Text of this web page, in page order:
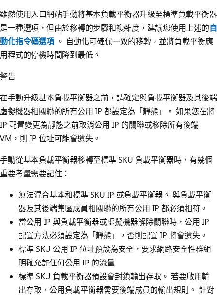
雖然使用入口網站手動將基本負載平衡器升級至標準負載平衡器
是一種選項，但由於移轉的步驟和複雜度，建議您使用上述的自
動化指令碼選項 。 自動化可確保一致的移轉，並將負載平衡應
用程式的停機時間降到最低。
警告
在手動升級基本負載平衡器之前，請確定與負載平衡器及其後端
虛擬機器相關聯的所有公用 IP 都設定為「靜態」。 如果您在將
IP 配置變更為靜態之前取消公用 IP 的關聯或移除所有後端
VM，則 IP 位址可能會遺失。
手動從基本負載平衡器移轉至標準 SKU 負載平衡器時，有幾個
重要考量需要記住：
無法混合基本和標準 SKU IP 或負載平衡器。 與負載平衡
器及其後端集區成員相關聯的所有公用 IP 都必須相符。
當公用 IP 與負載平衡器或虛擬機器解除關聯時，公用 IP
配置方法必須設定為「靜態」，否則配置 IP 將會遺失。
標準 SKU 公用 IP 位址預設為安全，要求網路安全性群組
明確允許任何公用 IP 的流量
標準 SKU 負載平衡器預設會封鎖輸出存取。 若要啟用輸
出存取，公用負載平衡器需要後端成員的輸出規則。 針對